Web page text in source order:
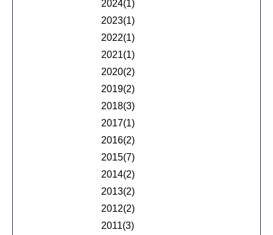
2024(1)
2023(1)
2022(1)
2021(1)
2020(2)
2019(2)
2018(3)
2017(1)
2016(2)
2015(7)
2014(2)
2013(2)
2012(2)
2011(3)